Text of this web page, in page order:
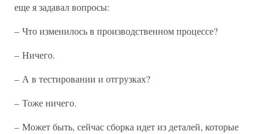
еще я задавал вопросы:
– Что изменилось в производственном процессе?
– Ничего.
– А в тестировании и отгрузках?
– Тоже ничего.
– Может быть, сейчас сборка идет из деталей, которые